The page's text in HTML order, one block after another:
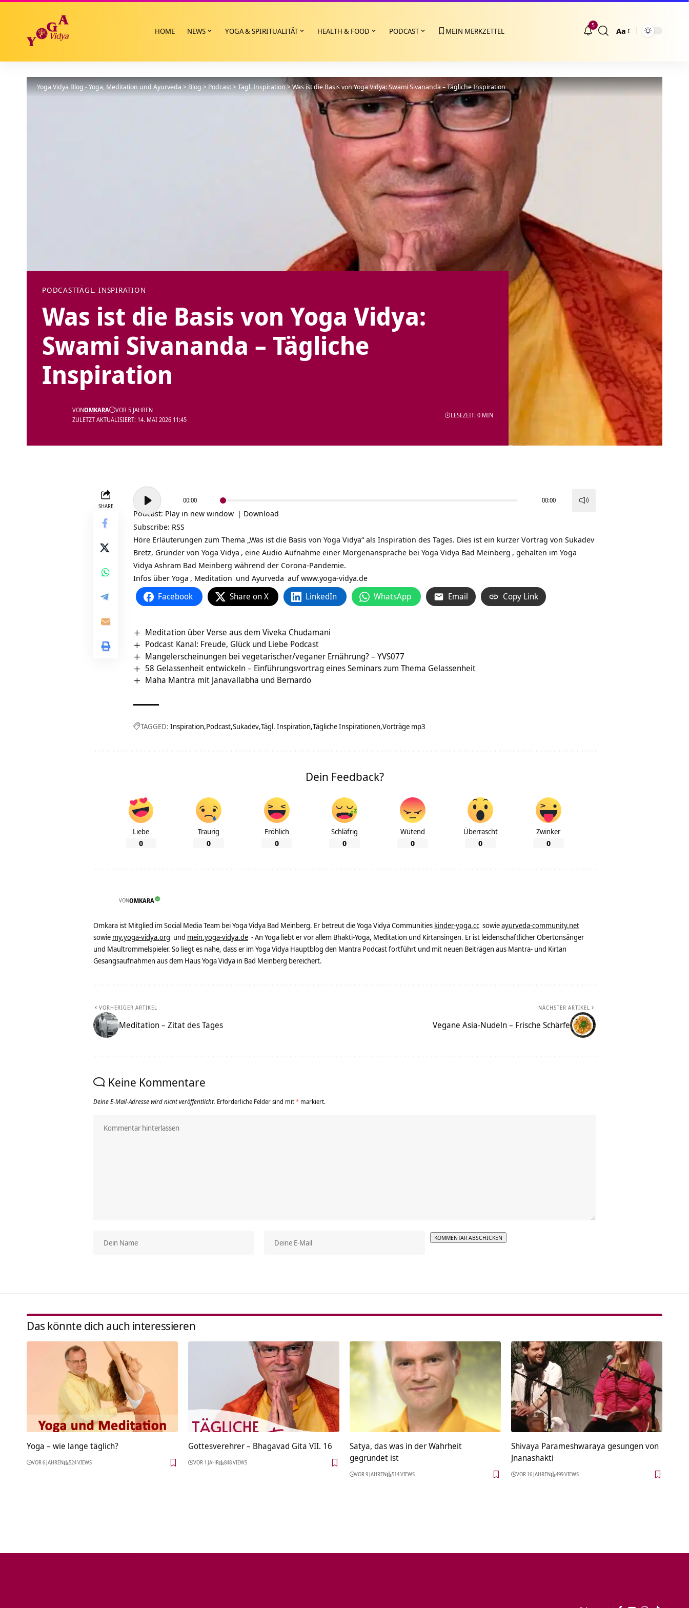
HOME NEWS YOGA & SPIRITUALITÄT HEALTH & FOOD PODCAST MEIN MERKZETTEL
5
Größenänderung
Aa
Yoga Vidya Blog - Yoga, Meditation und Ayurveda>Blog>Podcast>Tägl. Inspiration>Was ist die Basis von Yoga Vidya: Swami Sivananda – Tägliche Inspiration
PODCASTTÄGL. INSPIRATION
Was ist die Basis von Yoga Vidya:
Swami Sivananda – Tägliche
Inspiration
ZULETZT AKTUALISIERT: 14. MAI 2026 11:45
VONOMKARA VOR 5 JAHREN
LESEZEIT: 0 MIN
SHARE
Audio-
Player
00:00 00:00
Podcast: Play in new window | Download
Subscribe: RSS
Höre Erläuterungen zum Thema „Was ist die Basis von Yoga Vidya“ als Inspiration des Tages. Dies ist ein kurzer Vortrag von Sukadev
Bretz, Gründer von Yoga Vidya , eine Audio Aufnahme einer Morgenansprache bei Yoga Vidya Bad Meinberg , gehalten im Yoga
Vidya Ashram Bad Meinberg während der Corona-Pandemie.
Infos über Yoga , Meditation und Ayurveda aufwww.yoga-vidya.de
Facebook Share on X LinkedIn WhatsApp Email Copy Link
Meditation über Verse aus dem Viveka Chudamani
Podcast Kanal: Freude, Glück und Liebe Podcast
Mangelerscheinungen bei vegetarischer/veganer Ernährung? – YVS077
58 Gelassenheit entwickeln – Einführungsvortrag eines Seminars zum Thema Gelassenheit
Maha Mantra mit Janavallabha und Bernardo
TAGGED: Inspiration Podcast Sukadev Tägl. Inspiration Tägliche Inspirationen Vorträge mp3
Dein Feedback?
Liebe
0
Traurig
0
Fröhlich
0
Schläfrig
0
Wütend
0
Überrascht
0
Zwinker
0
VONOMKARA
Omkara ist Mitglied im Social Media Team bei Yoga Vidya Bad Meinberg. Er betreut die Yoga Vidya Communities kinder-yoga.cc sowieayurveda-community.net
sowie my.yoga-vidya.org und mein.yoga-vidya.de - An Yoga liebt er vor allem Bhakti-Yoga, Meditation und Kirtansingen. Er ist leidenschaftlicher Obertonsänger
und Maultrommelspieler. So liegt es nahe, dass er im Yoga Vidya Hauptblog den Mantra Podcast fortführt und mit neuen Beiträgen aus Mantra- und Kirtan
Gesangsaufnahmen aus dem Haus Yoga Vidya in Bad Meinberg bereichert.
VORHERIGER ARTIKEL
Meditation – Zitat des Tages
NÄCHSTER ARTIKEL
Vegane Asia-Nudeln – Frische Schärfe
Keine Kommentare
Deine E-Mail-Adresse wird nicht veröffentlicht. Erforderliche Felder sind mit* markiert.
Das könnte dich auch interessieren
Yoga – wie lange täglich?
VOR 6 JAHREN 524 VIEWS
Gottesverehrer – Bhagavad Gita VII. 16
VOR 1 JAHR 848 VIEWS
Satya, das was in der Wahrheit
gegründet ist
VOR 9 JAHREN 514 VIEWS
Shivaya Parameshwaraya gesungen von
Jnanashakti
VOR 16 JAHREN 499 VIEWS